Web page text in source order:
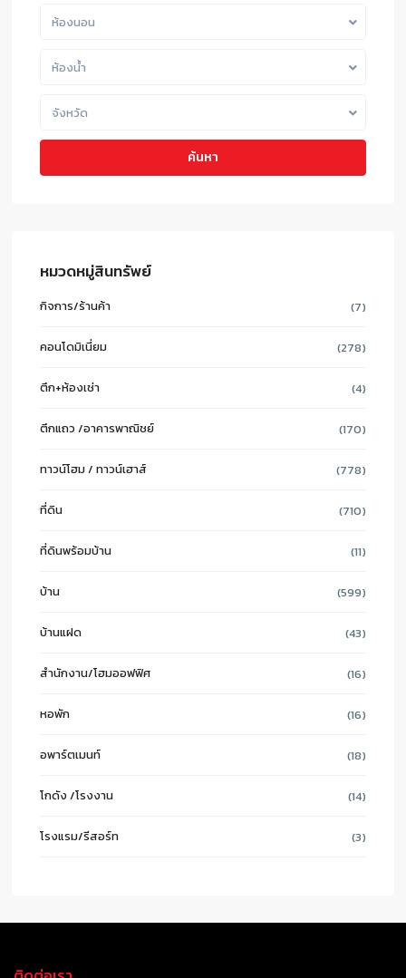
ห้องนอน
ห้องน้ำ
จังหวัด
ค้นหา
หมวดหมู่สินทรัพย์
กิจการ/ร้านค้า (7)
คอนโดมิเนี่ยม (278)
ตึก+ห้องเช่า (4)
ตึกแถว /อาคารพาณิชย์ (170)
ทาวน์โฮม / ทาวน์เฮาส์ (778)
ที่ดิน (710)
ที่ดินพร้อมบ้าน (11)
บ้าน (599)
บ้านแฝด (43)
สำนักงาน/โฮมออฟฟิศ (16)
หอพัก (16)
อพาร์ตเมนท์ (18)
โกดัง /โรงงาน (14)
โรงแรม/รีสอร์ท (3)